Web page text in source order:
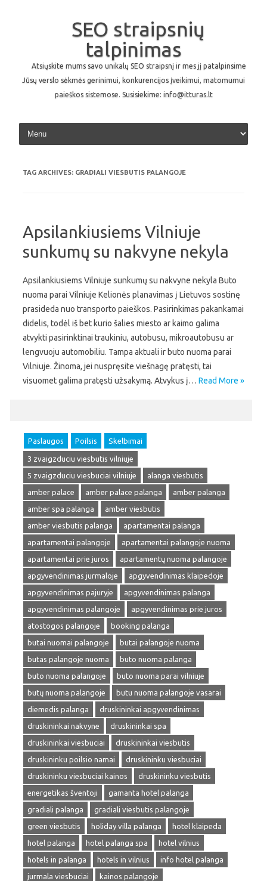
SEO straipsnių
talpinimas
Atsiųskite mums savo unikalų SEO straipsnį ir mes jį patalpinsime
Jūsų verslo sėkmės gerinimui, konkurencijos įveikimui, matomumui
paieškos sistemose. Susisiekime: info@itturas.lt
Skip to content
TAG ARCHIVES: GRADIALI VIESBUTIS PALANGOJE
Apsilankiusiems Vilniuje
sunkumų su nakvyne nekyla
Apsilankiusiems Vilniuje sunkumų su nakvyne nekyla Buto
nuoma parai Vilniuje Kelionės planavimas į Lietuvos sostinę
prasideda nuo transporto paieškos. Pasirinkimas pakankamai
didelis, todėl iš bet kurio šalies miesto ar kaimo galima
atvykti pasirinktinai traukiniu, autobusu, mikroautobusu ar
lengvuoju automobiliu. Tampa aktuali ir buto nuoma parai
Vilniuje. Žinoma, jei nuspręsite viešnagę pratęsti, tai
visuomet galima pratęsti užsakymą. Atvykus į… Read More »
Paslaugos Poilsis Skelbimai
3 zvaigzduciu viesbutis vilniuje
5 zvaigzduciu viesbuciai vilniuje
alanga viesbutis
amber palace
amber palace palanga
amber palanga
amber spa palanga
amber viesbutis
amber viesbutis palanga
apartamentai palanga
apartamentai palangoje
apartamentai palangoje nuoma
apartamentai prie juros
apartamentų nuoma palangoje
apgyvendinimas jurmaloje
apgyvendinimas klaipedoje
apgyvendinimas pajuryje
apgyvendinimas palanga
apgyvendinimas palangoje
apgyvendinimas prie juros
atostogos palangoje
booking palanga
butai nuomai palangoje
butai palangoje nuoma
butas palangoje nuoma
buto nuoma palanga
buto nuoma palangoje
buto nuoma parai vilniuje
butų nuoma palangoje
butu nuoma palangoje vasarai
diemedis palanga
druskininkai apgyvendinimas
druskininkai nakvyne
druskininkai spa
druskininkai viesbuciai
druskininkai viesbutis
druskininku poilsio namai
druskininku viesbuciai
druskininku viesbuciai kainos
druskininku viesbutis
energetikas šventoji
gamanta hotel palanga
gradiali palanga
gradiali viesbutis palangoje
green viesbutis
holiday villa palanga
hotel klaipeda
hotel palanga
hotel palanga spa
hotel vilnius
hotels in palanga
hotels in vilnius
info hotel palanga
jurmala viesbuciai
kainos palangoje